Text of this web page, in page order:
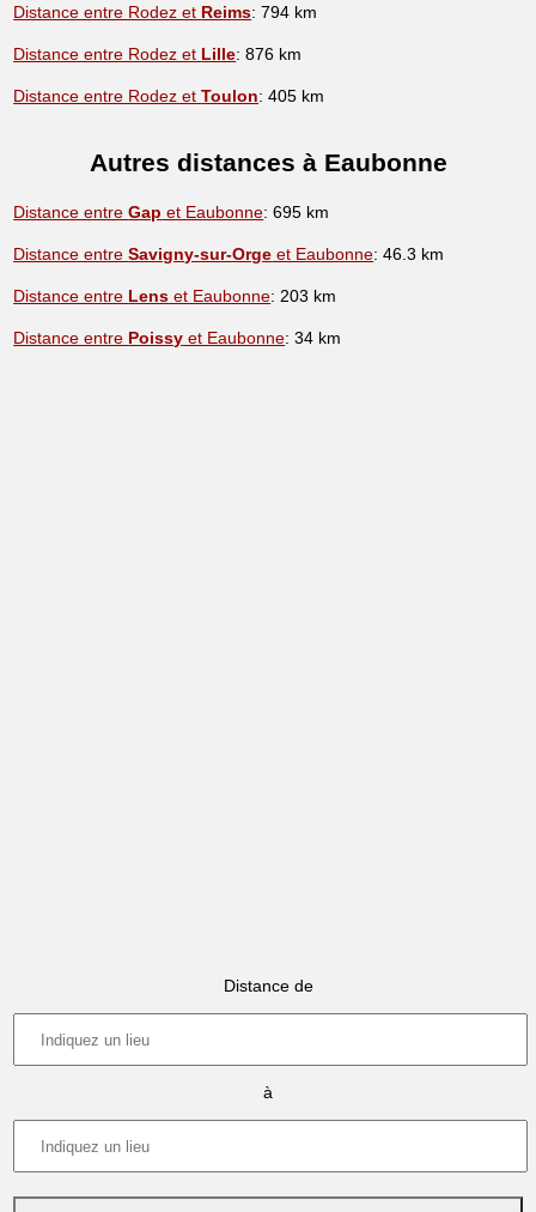
Distance entre Rodez et Reims: 794 km
Distance entre Rodez et Lille: 876 km
Distance entre Rodez etToulon: 405 km
Autres distances à Eaubonne
Distance entreGap et Eaubonne: 695 km
Distance entreSavigny-sur-Orge et Eaubonne: 46.3 km
Distance entre Lens et Eaubonne: 203 km
Distance entre Poissy et Eaubonne: 34 km
Distance de
à